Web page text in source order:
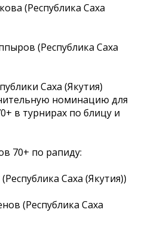
(Республика Саха
(Республика Саха
Саха (Якутия)
номинацию для
в турнирах по блицу и
70+ по рапиду:
Саха (Якутия))
(Республика Саха